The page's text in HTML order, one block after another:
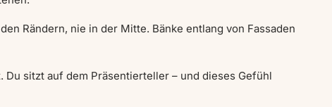
Rändern, nie in der Mitte. Bänke entlang von Fassaden
Du sitzt auf dem Präsentierteller – und dieses Gefühl